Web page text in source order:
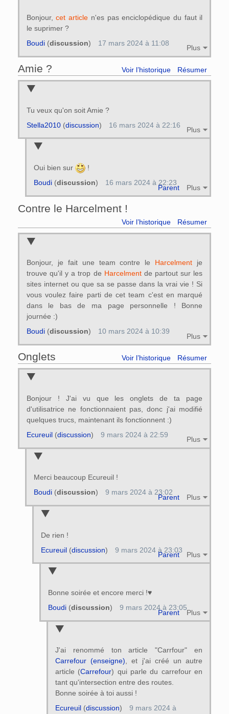
Bonjour,cet article n'es pas enciclopédique du faut il
le suprimer ?
Plus
Boudi(discussion) 17 mars 2024 à 11:08
Amie ? Voir l’historique Résumer
Tu veux qu'on soit Amie ?
Plus
Stella2010(discussion) 16 mars 2024 à 22:16
Oui bien sur !
Parent Plus
Boudi(discussion) 16 mars 2024 à 22:23
Contre le Harcelment !
Voir l’historique Résumer
Bonjour, je fait une team contre le Harcelment je
trouve qu'il y a trop de Harcelmentde partout sur les
sites internet ou que sa se passe dans la vrai vie ! Si
vous voulez faire parti de cet team c'est en marqué
dans le bas de ma page personnelle ! Bonne
journée :)
Plus
Boudi(discussion) 10 mars 2024 à 10:39
Onglets Voir l’historique Résumer
Bonjour ! J'ai vu que les onglets de ta page
d'utilisatrice ne fonctionnaient pas, donc j'ai modifié
quelques trucs, maintenant ils fonctionnent :)
Plus
Ecureuil(discussion) 9 mars 2024 à 22:59
Merci beaucoup Ecureuil !
Parent Plus
Boudi(discussion) 9 mars 2024 à 23:02
De rien !
Parent Plus
Ecureuil(discussion) 9 mars 2024 à 23:03
Bonne soirée et encore merci !♥
Parent Plus
Boudi(discussion) 9 mars 2024 à 23:05
J'ai renommé ton article "Carrfour" en
Carrefour (enseigne), et j'ai créé un autre
article (Carrefour) qui parle du carrefour en
tant qu'intersection entre des routes.
Bonne soirée à toi aussi !
Ecureuil(discussion)
9 mars 2024 à